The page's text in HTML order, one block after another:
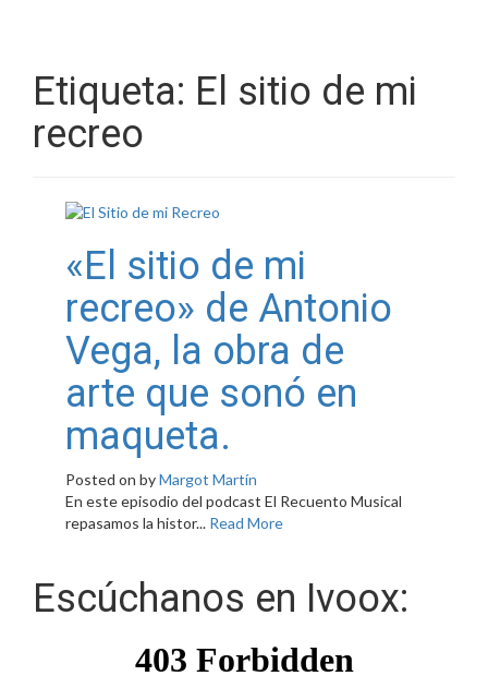
Etiqueta: El sitio de mi
recreo
«El sitio de mi
recreo» de Antonio
Vega, la obra de
arte que sonó en
maqueta.
Posted on byMargot Martín
En este episodio del podcast El Recuento Musical
repasamos la histor... Read More
Escúchanos en Ivoox: